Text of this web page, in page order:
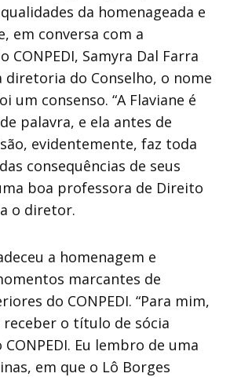
da homenageada e
em conversa com a
CONPEDI, Samyra Dal Farra
diretoria do Conselho, o nome
um consenso. “A Flaviane é
palavra, e ela antes de
evidentemente, faz toda
consequências de seus
boa professora de Direito
o diretor.
a homenagem e
marcantes de
do CONPEDI. “Para mim,
receber o título de sócia
Eu lembro de uma
em que o Lô Borges